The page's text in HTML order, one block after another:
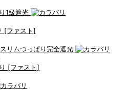
[ファスト]
[ファスト]